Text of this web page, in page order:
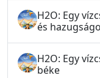
H2O: Egy
és
H2O: Egy
béke